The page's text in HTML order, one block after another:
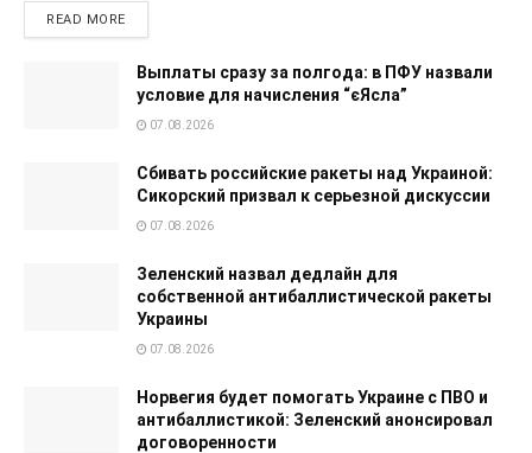
READ MORE
Выплаты сразу за полгода: в ПФУ назвали
условие для начисления “єЯсла”
07.08.2026
Сбивать российские ракеты над Украиной:
Сикорский призвал к серьезной дискуссии
07.08.2026
Зеленский назвал дедлайн для
собственной антибаллистической ракеты
Украины
07.08.2026
Норвегия будет помогать Украине с ПВО и
антибаллистикой: Зеленский анонсировал
договоренности